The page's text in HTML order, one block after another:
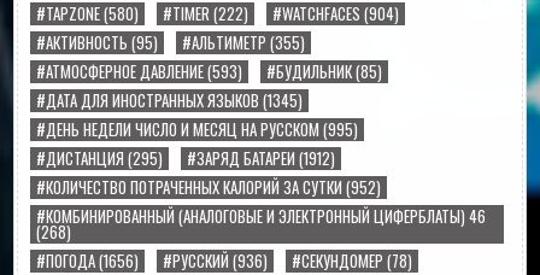
#TAPZONE(580) #TIMER(222) #WATCHFACES (904)
#АКТИВНОСТЬ (95) #АЛЬТИМЕТР (355)
#АТМОСФЕРНОЕ ДАВЛЕНИЕ(593) #БУДИЛЬНИК(85)
#ДАТА ДЛЯ ИНОСТРАННЫХ ЯЗЫКОВ (1345)
#ДЕНЬ НЕДЕЛИ ЧИСЛО И МЕСЯЦ НА РУССКОМ (995)
#ДИСТАНЦИЯ (295) #ЗАРЯД БАТАРЕИ (1912)
#КОЛИЧЕСТВО ПОТРАЧЕННЫХ КАЛОРИЙ ЗА СУТКИ (952)
#КОМБИНИРОВАННЫЙ (АНАЛОГОВЫЕ И ЭЛЕКТРОННЫЙ ЦИФЕРБЛАТЫ) 46
(268)
#ПОГОДА(1656) #РУССКИЙ (936) #СЕКУНДОМЕР (78)